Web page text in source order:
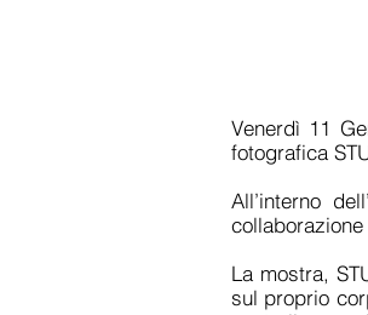
Venerdì 11
fotografica
All’interno
La mostra,
sul proprio